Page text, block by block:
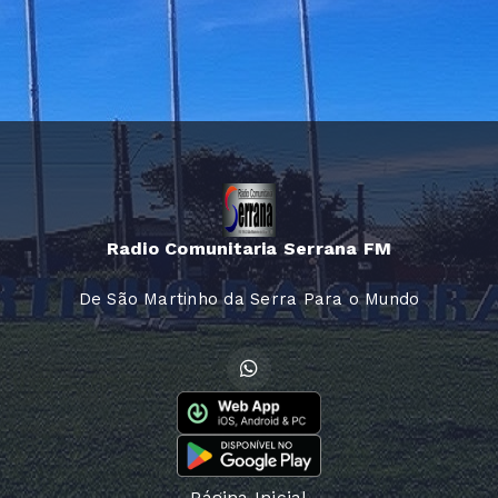
Radio Comunitaria Serrana FM
De São Martinho da Serra Para o Mundo